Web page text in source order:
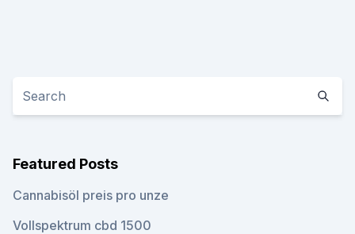
Featured Posts
Cannabisöl preis pro unze
Vollspektrum cbd 1500